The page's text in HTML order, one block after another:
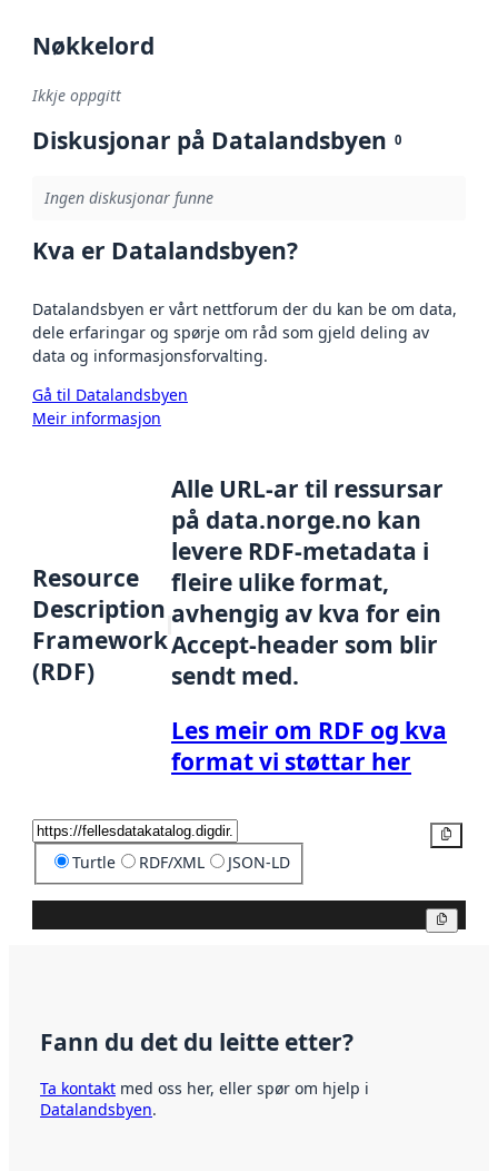
Nøkkelord
Ikkje oppgitt
Diskusjonar på Datalandsbyen 0
Ingen diskusjonar funne
Kva er Datalandsbyen?
Datalandsbyen er vårt nettforum der du kan be om data,
dele erfaringar og spørje om råd som gjeld deling av
data og informasjonsforvalting.
Gå til Datalandsbyen
Meir informasjon
Resource
Description
Framework
(RDF)
Alle URL-ar til ressursar
på data.norge.no kan
levere RDF-metadata i
fleire ulike format,
avhengig av kva for ein
Accept-header som blir
sendt med.
Les meir om RDF og kva
format vi støttar her
Turtle RDF/XML JSON-LD
Fann du det du leitte etter?
Ta kontakt med oss her, eller spør om hjelp i
Datalandsbyen.